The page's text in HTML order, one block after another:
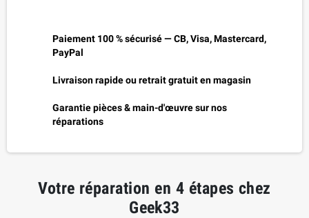
Paiement 100 % sécurisé — CB, Visa, Mastercard,
PayPal
Livraison rapide ou retrait gratuit en magasin
Garantie pièces & main-d'œuvre sur nos
réparations
Votre réparation en 4 étapes chez
Geek33